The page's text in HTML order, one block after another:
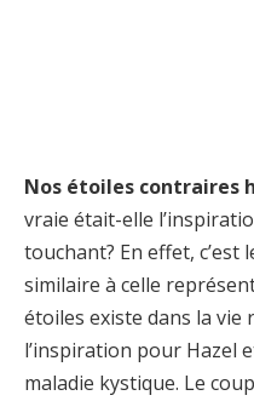
Nos étoiles contraires
vraie était-elle
touchant? En effet, c’est
similaire à celle
étoiles existe dans la vie
l’inspiration pour Hazel
maladie kystique. Le